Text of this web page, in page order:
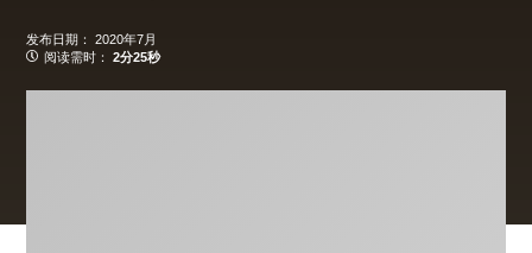
发布日期：
2020年7月
阅读需时：
2分25秒